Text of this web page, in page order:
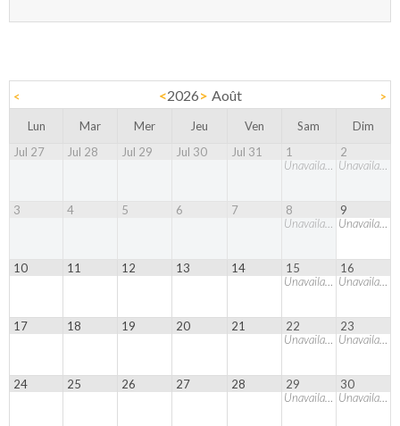
< <2026> Août >
Lun Mar Mer Jeu Ven Sam
Dim
Jul 27
Jul 28 Jul 29 Jul 30 Jul 31
1
Unavailable
2
Unavailable
3 4 5 6 7
8
Unavailable
9
Unavailable
10 11 12 13 14
15
Unavailable
16
Unavailable
17 18 19 20 21
22
Unavailable
23
Unavailable
24 25 26 27 28
29
Unavailable
30
Unavailable